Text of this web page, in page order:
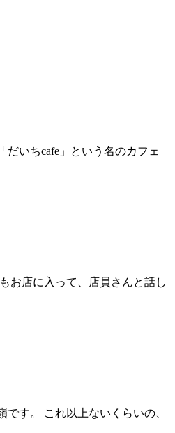
いちcafe」という名のカフェ
お店に入って、店員さんと話し
す。 これ以上ないくらいの、